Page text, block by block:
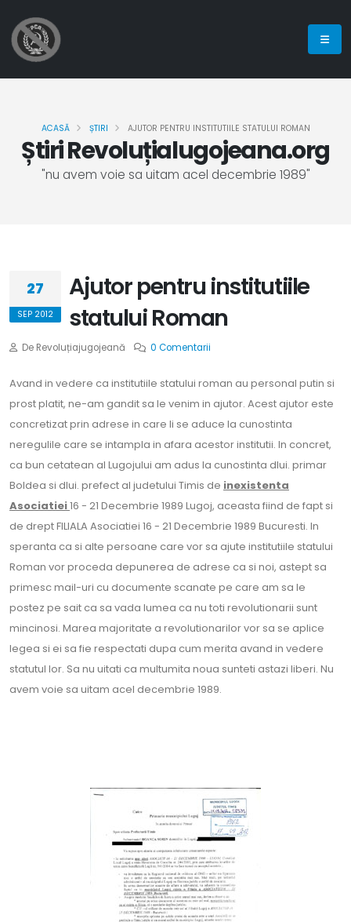
Știri Revoluțialugojeana.org
"nu avem voie sa uitam acel decembrie 1989"
ACASĂ ȘTIRI AJUTOR PENTRU INSTITUTIILE STATULUI ROMAN
27
SEP 2012
Ajutor pentru institutiile
statului Roman
De Revoluțiajugojeană 0 Comentarii
Avand in vedere ca institutiile statului roman au personal putin si
prost platit, ne-am gandit sa le venim in ajutor. Acest ajutor este
concretizat prin adrese in care li se aduce la cunostinta
neregulile care se intampla in afara acestor institutii. In concret,
ca bun cetatean al Lugojului am adus la cunostinta dlui. primar
Boldea si dlui. prefect al judetului Timis de inexistenta
Asociatiei16 - 21 Decembrie 1989 Lugoj, aceasta fiind de fapt si
de drept FILIALA Asociatiei 16 - 21 Decembrie 1989 Bucuresti. In
speranta ca si alte persoane care vor sa ajute institutiile statului
Roman vor proceda depunerea de adrese ca si noi, astept sa
primesc mail-uri cu documente scanate pe care am sa le
postez pe sait ca sa vada lumea ca nu toti revolutionarii sunt
mincinosi. Marea majoritate a revolutionarilor vor sa se aplice
legea si ei sa fie respectati dupa cum merita avand in vedere
statutul lor. Sa nu uitati ca multumita noua sunteti astazi liberi. Nu
avem voie sa uitam acel decembrie 1989.